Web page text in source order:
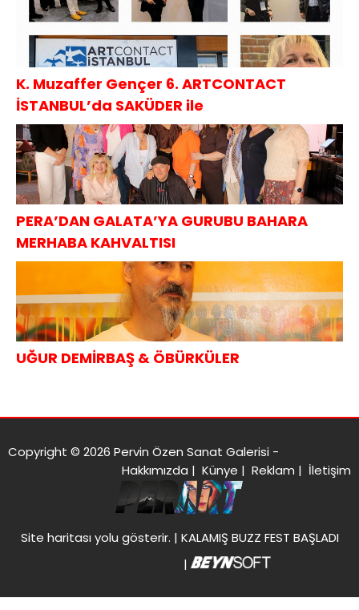
K. Muzaffer Gençer 6. ARTCONTACT
İSTANBUL’da SAKÜDER ile
PERA’DAN GALATA’YA GURUBU BAHARA
MERHABA KAHVALTISI
UĞUR DEMİRBAŞ & ÖBÜRKÜLER
Copyright © 2026 Pervin Özen Sanat Galerisi -
Hakkımızda | Künye | Reklam | İletişim
Site haritası yolu gösterir. | KALAMIŞ BUZZ FEST BAŞLADI
|